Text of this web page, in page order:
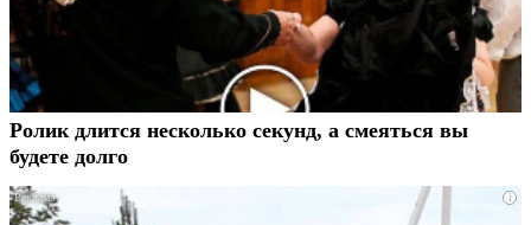
Ролик длится несколько секунд, а смеяться вы
будете долго
i